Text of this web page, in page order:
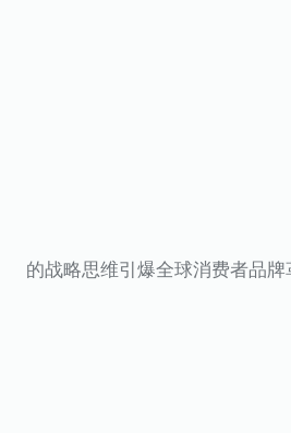
的战略思维引爆全球消费者品